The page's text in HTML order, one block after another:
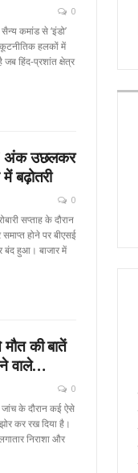
0
कमांड से ‘इंडो’
हलकों में
हिंद-प्रशांत क्षेत्र
अंक उछलकर
बढ़ोतरी
0
सप्ताह के दौरान
होने पर बीएसई
हुआ। बाजार में
की बातें
वाले…
0
के दौरान कई ऐसे
कर रख दिया है।
निराशा और